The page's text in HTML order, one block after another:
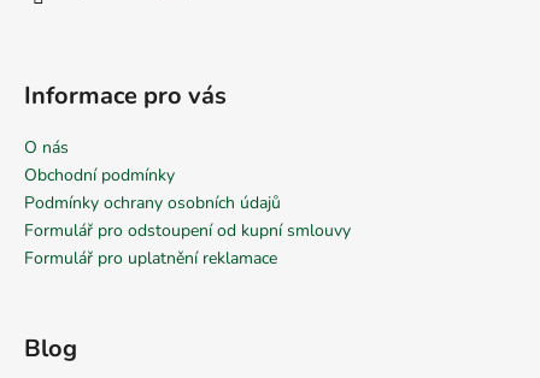
Informace pro vás
O nás
Obchodní podmínky
Podmínky ochrany osobních údajů
Formulář pro odstoupení od kupní smlouvy
Formulář pro uplatnění reklamace
Blog